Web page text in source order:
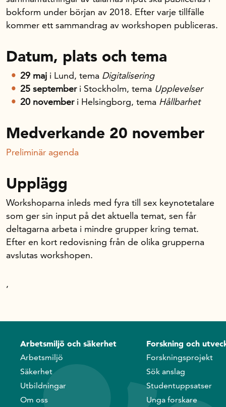
bokform under början av 2018. Efter varje tillfälle
kommer ett sammandrag av workshopen publiceras.
Datum, plats och tema
29 maj i Lund, tema Digitalisering
25 septemberi Stockholm, tema Upplevelser
20 novemberi Helsingborg, tema Hållbarhet
Medverkande 20 november
Preliminär agenda
Upplägg
Workshoparna inleds med fyra till sex keynotetalare
som ger sin input på det aktuella temat, sen får
deltagarna arbeta i mindre grupper kring temat.
Efter en kort redovisning från de olika grupperna
avslutas workshopen.
,
Arbetsmiljö och säkerhet
Arbetsmiljö
Säkerhet
Utbildningar
Om oss
Forskning och
Forskningsprojekt
Sök anslag
Studentuppsatser
Unga forskare